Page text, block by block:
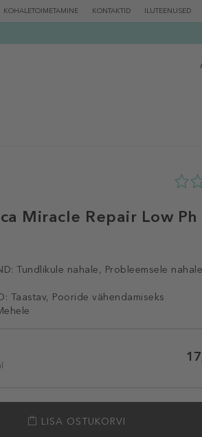
KOHALETOIMETAMINE KONTAKTID ILUTEENUSED
Miracle Repair Low Ph
Tundlikule nahale, Probleemsele
Taastav, Pooride vähendamiseks
LISA OSTUKORVI